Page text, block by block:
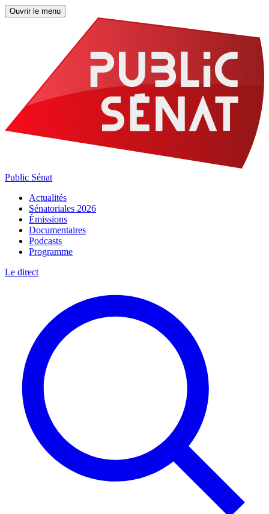
Ouvrir le menu
Public Sénat
Actualités
Sénatoriales 2026
Émissions
Documentaires
Podcasts
Programme
Le direct